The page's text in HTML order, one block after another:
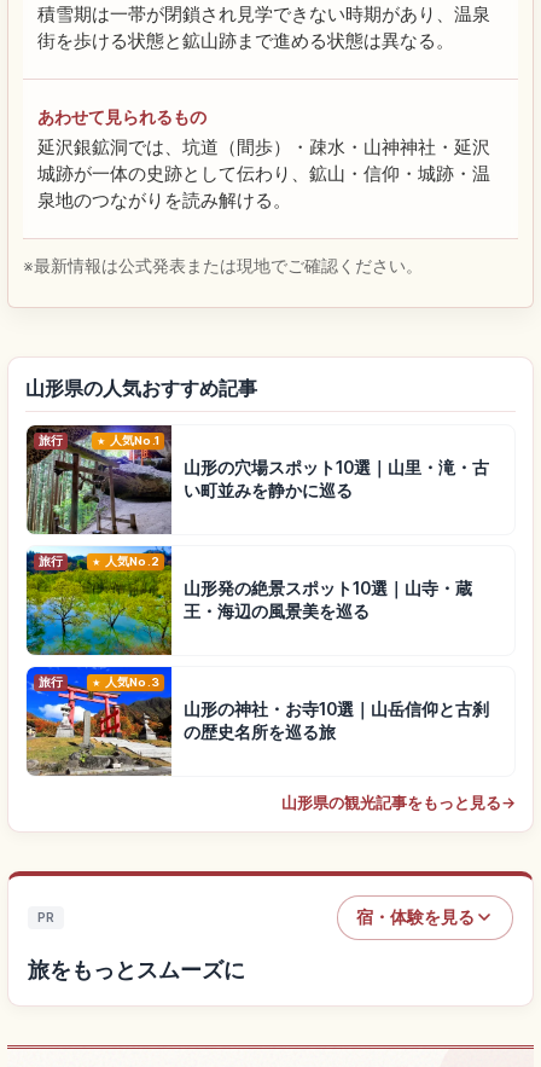
積雪期は一帯が閉鎖され見学できない時期があり、温泉
街を歩ける状態と鉱山跡まで進める状態は異なる。
あわせて見られるもの
延沢銀鉱洞では、坑道（間歩）・疎水・山神神社・延沢
城跡が一体の史跡として伝わり、鉱山・信仰・城跡・温
泉地のつながりを読み解ける。
※最新情報は公式発表または現地でご確認ください。
山形県の人気おすすめ記事
旅行 人気No.1
山形の穴場スポット10選｜山里・滝・古
い町並みを静かに巡る
旅行 人気No.2
山形発の絶景スポット10選｜山寺・蔵
王・海辺の風景美を巡る
旅行 人気No.3
山形の神社・お寺10選｜山岳信仰と古刹
の歴史名所を巡る旅
山形県の観光記事をもっと見る→
PR 宿・体験を見る
旅をもっとスムーズに